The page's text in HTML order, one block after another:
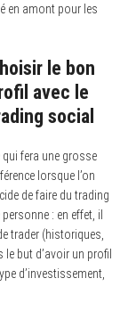
en amont pour les
le bon
avec le
social
qui fera une grosse
lorsque l’on
de faire du trading
: en effet, il
trader (historiques,
but d’avoir un profil
d’investissement,